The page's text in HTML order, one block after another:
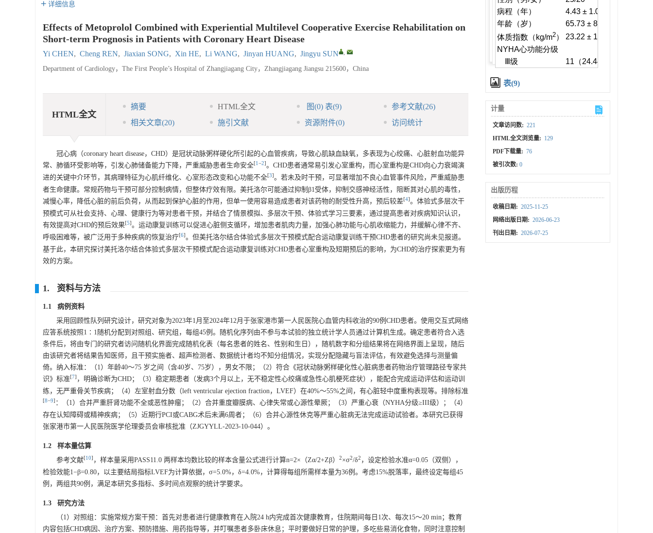
详细信息
Effects of Metoprolol Combined with Experiential Multilevel Cooperative Exercise Rehabilitation on
Short-term Prognosis in Patients with Coronary Heart Disease
Yi CHEN, Cheng REN, Jiaxian SONG, Xin HE, Li WANG, Jinyan HUANG, Jingyu SUN ,
Department of Cardiology，The First People’s Hospital of Zhangjiagang City，Zhangjiagang Jiangsu 215600，China
HTML全文
摘要 HTML全文 图(0) 表(9) 参考文献(26)
相关文章(20) 施引文献 资源附件(0) 访问统计
冠心病（coronary heart disease，CHD）是冠状动脉粥样硬化所引起的心血管疾病，导致心肌缺血缺氧，多表现为心绞痛、心脏射血功能异
常、肺循环受影响等，引发心肺储备能力下降，严重威胁患者生命安全[1 −2]。CHD患者通常易引发心室重构，而心室重构是CHD向心力衰竭演
进的关键中介环节，其病理特征为心肌纤维化、心室形态改变和心功能不全[3]。若未及时干预，可显著增加不良心血管事件风险，严重威胁患
者生命健康。常规药物与干预可部分控制病情，但整体疗效有限。美托洛尔可能通过抑制β1受体，抑制交感神经活性，阻断其对心肌的毒性，
减慢心率，降低心脏的前后负荷，从而起到保护心脏的作用，但单一使用容易造成患者对该药物的耐受性升高，预后较差[4]。体验式多层次干
预模式可从社会支持、心理、健康行为等对患者干预，并结合了情景模拟、多层次干预、体验式学习三要素，通过提高患者对疾病知识认识，
有效提高对CHD的预后效果[5]。运动康复训练可以促进心脏侧支循环，增加患者肌肉力量，加强心肺功能与心肌收缩能力，并缓解心律不齐、
呼吸困难等，被广泛用于多种疾病的恢复治疗[6]。但美托洛尔结合体验式多层次干预模式配合运动康复训练干预CHD患者的研究尚未见报道。
基于此，本研究探讨美托洛尔结合体验式多层次干预模式配合运动康复训练对CHD患者心室重构及短期预后的影响，为CHD的治疗探索更为有
效的方案。
1. 资料与方法
1.1 病例资料
采用回顾性队列研究设计，研究对象为2023年1月至2024年12月于张家港市第一人民医院心血管内科收治的90例CHD患者。使用交互式网络
应答系统按照1∶1随机分配到对照组、研究组，每组45例。随机化序列由不参与本试验的独立统计学人员通过计算机生成。确定患者符合入选
条件后，将由专门的研究者访问随机化界面完成随机化表（每名患者的姓名、性别和生日），随机数字和分组结果将在网络界面上呈现，随后
由该研究者将结果告知医师，且干预实施者、超声检测者、数据统计者均不知分组情况，实现分配隐藏与盲法评估，有效避免选择与测量偏
倚。纳入标准：（1）年龄40～75 岁之间（含40岁、75岁），男女不限；（2）符合《冠状动脉粥样硬化性心脏病患者药物治疗管理路径专家共
识》标准[7] ，明确诊断为CHD；（3）稳定期患者（发病3个月以上，无不稳定性心绞痛或急性心肌梗死症状），能配合完成运动评估和运动训
练，无严重骨关节疾病；（4）左室射血分数（left ventricular ejection fraction，LVEF）在40%～55%之间，有心脏轻中度重构表现等。排除标准
[8−9] ：（1）合并严重肝肾功能不全或恶性肿瘤；（2）合并重度瓣膜病、心律失常或心源性晕厥；（3）严重心衰（NYHA分级≥III级）；（4）
存在认知障碍或精神疾病；（5）近期行PCI或CABG术后未满6周者；（6）合并心源性休克等严重心脏病无法完成运动试验者。本研究已获得
张家港市第一人民医院医学伦理委员会审核批准（ZJGYYLL-2023-10-044）。
1.2 样本量估算
参考文献[10] ，样本量采用PASS11.0 两样本均数比较的样本含量公式进行计算n=2×（Zα/2+Zβ） 2×σ2/δ2 ，设定检验水准α=0.05（双侧），
检验效能1−β=0.80，以主要结局指标LVEF为计算依据，σ=5.0%，δ=4.0%，计算得每组所需样本量为36例。考虑15%脱落率，最终设定每组45
例，两组共90例，满足本研究多指标、多时间点观察的统计学要求。
1.3 研究方法
（1）对照组：实施常规方案干预：首先对患者进行健康教育在入院24 h内完成首次健康教育，住院期间每日1次、每次15～20 min；教育
内容包括CHD病因、治疗方案、预防措施、用药指导等，并叮嘱患者多卧床休息；平时要做好日常的护理，多吃些易消化食物，同时注意控制
表(9)
计量
文章访问数: 221
HTML全文浏览量: 129
PDF下载量: 76
被引次数:0
出版历程
收稿日期: 2025-11-25
网络出版日期: 2026-06-23
刊出日期: 2026-07-25